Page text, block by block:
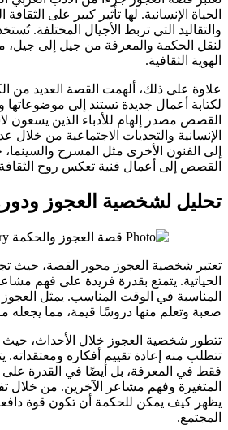
الحياة الإنسانية. لها تأثير كبير على
والتقاليد التي تربط الأجيال المختلفة.
لنقل الحكمة والمعرفة من جيل إلى جيل،
الهوية الثقافية.
علاوة على ذلك، ألهمت القصة العديد من
لكتابة أعمال جديدة تستند إلى موضوعاتها
القصص مصدر إلهام للأدباء الذين يسعون
الإنسانية والتحديات الاجتماعية من خلال
إلى الفنون الأخرى مثل المسرح
القصص إلى أعمال فنية تعكس روح الثقافة
تحليل لشخصية العجوز
تعتبر شخصية العجوز محور القصة، حيث
الحياتية. يتمتع بقدرة فريدة على فهم
المناسبة في الوقت المناسب. يمثل
صعبة وتعلم منها دروسًا قيمة، مما يجعله
تتطور شخصية العجوز خلال الأحداث، حيث
تتطلب منه إعادة تقييم أفكاره
فقط في المعرفة، بل أيضًا في القدرة
المتغيرة وفهم مشاعر الآخرين. من خلال
يظهر كيف يمكن للحكمة أن تكون قوة دافعة
المجتمع.